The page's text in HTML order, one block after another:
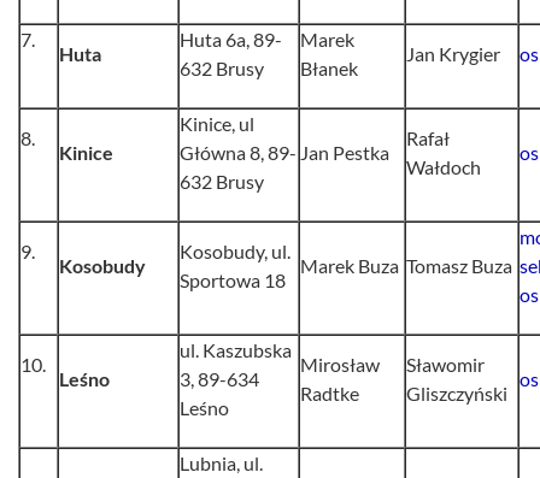
7.
Huta
Huta 6a, 89-
632 Brusy
Marek
Błanek
Jan Krygier
8.
Kinice
Kinice, ul
Główna 8, 89-
632 Brusy
Jan Pestka
Rafał
Wałdoch
9.
Kosobudy
Kosobudy, ul.
Sportowa 18
Marek Buza Tomasz Buza
10.
Leśno
ul. Kaszubska
3, 89-634
Leśno
Mirosław
Radtke
Sławomir
Gliszczyński
Lubnia, ul.